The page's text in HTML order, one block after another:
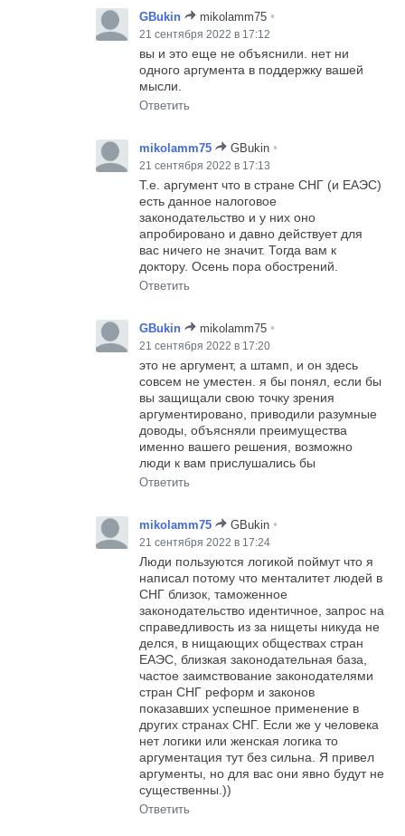
GBukin mikolamm75 •
21 сентября 2022 в 17:12
вы и это еще не объяснили. нет ни
одного аргумента в поддержку вашей
мысли.
Ответить
mikolamm75 GBukin •
21 сентября 2022 в 17:13
Т.е. аргумент что в стране СНГ (и ЕАЭС)
есть данное налоговое
законодательство и у них оно
апробировано и давно действует для
вас ничего не значит. Тогда вам к
доктору. Осень пора обострений.
Ответить
GBukin mikolamm75 •
21 сентября 2022 в 17:20
это не аргумент, а штамп, и он здесь
совсем не уместен. я бы понял, если бы
вы защищали свою точку зрения
аргументировано, приводили разумные
доводы, объясняли преимущества
именно вашего решения, возможно
люди к вам прислушались бы
Ответить
mikolamm75 GBukin •
21 сентября 2022 в 17:24
Люди пользуются логикой поймут что я
написал потому что менталитет людей в
СНГ близок, таможенное
законодательство идентичное, запрос на
справедливость из за нищеты никуда не
делся, в нищающих обществах стран
ЕАЭС, близкая законодательная база,
частое заимствование законодателями
стран СНГ реформ и законов
показавших успешное применение в
других странах СНГ. Если же у человека
нет логики или женская логика то
аргументация тут без сильна. Я привел
аргументы, но для вас они явно будут не
существенны.))
Ответить